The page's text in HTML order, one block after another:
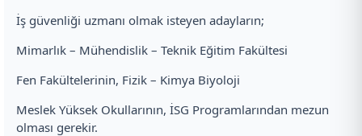
İş güvenliği uzmanı olmak isteyen adayların;
Mimarlık – Mühendislik – Teknik Eğitim Fakültesi
Fen Fakültelerinin, Fizik – Kimya Biyoloji
Meslek Yüksek Okullarının, İSG Programlarından mezun
olması gerekir.